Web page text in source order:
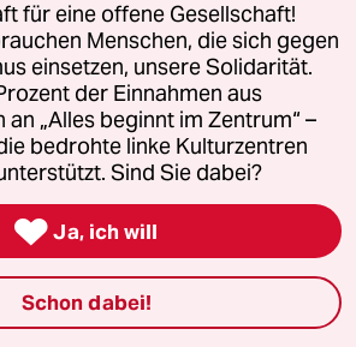
Vertriebs GmbH
rechtlichen Fragen oder für Genehmigungen
lizenzen@taz.de
Kommune-Richtlinien
Datenschutz Impressum
widerrufen (Ads)
für eine offene Gesellschaft!
Menschen, die sich gegen
einsetzen, unsere Solidarität.
der Einnahmen aus
„Alles beginnt im Zentrum“ –
bedrohte linke Kulturzentren
Sind Sie dabei?
 Ja, ich will
Schon dabei!